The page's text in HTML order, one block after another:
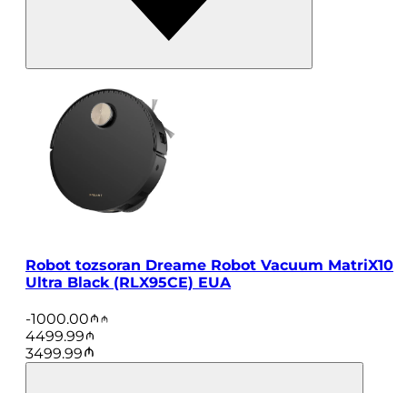
Robot tozsoran Dreame Robot Vacuum MatriX10
Ultra Black (RLX95CE) EUA
-1000.00
4499.99
3499.99